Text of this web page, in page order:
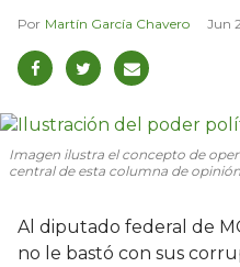
Martín García Chavero Jun
Imagen ilustra el concepto de
central de esta columna de opinión.
Al diputado federal de
no le bastó con sus